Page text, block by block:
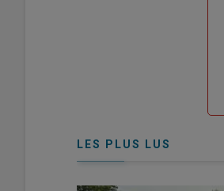
LES PLUS LUS